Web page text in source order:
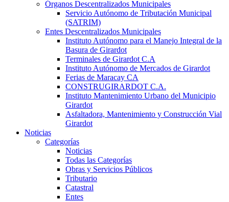
Órganos Descentralizados Municipales
Servicio Autónomo de Tributación Municipal
(SATRIM)
Entes Descentralizados Municipales
Instituto Autónomo para el Manejo Integral de la
Basura de Girardot
Terminales de Girardot C.A
Instituto Autónomo de Mercados de Girardot
Ferias de Maracay CA
CONSTRUGIRARDOT C.A.
Instituto Mantenimiento Urbano del Municipio
Girardot
Asfaltadora, Mantenimiento y Construcción Vial
Girardot
Noticias
Categorías
Noticias
Todas las Categorías
Obras y Servicios Públicos
Tributario
Catastral
Entes